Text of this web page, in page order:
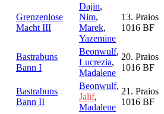
Grenzenlose
Macht III
Dajin,
Nim,
Marek,
Yazemine
13. Praios
1016 BF
Bastrabuns
Bann I
Beonwulf,
Lucrezia,
Madalene
20. Praios
1016 BF
Bastrabuns
Bann II
Beonwulf,
Jalif,
Madalene
21. Praios
1016 BF